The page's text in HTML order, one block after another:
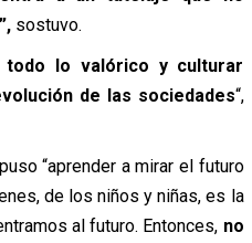
sostuvo.
lo valórico y culturar
de las sociedades“,
“aprender a mirar el futuro
de los niños y niñas, es la
al futuro. Entonces, no